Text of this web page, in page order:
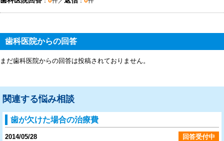
歯科医院からの回答
まだ歯科医院からの回答は投稿されておりません。
関連する悩み相談
歯が欠けた場合の治療費
2014/05/28
回答受付中